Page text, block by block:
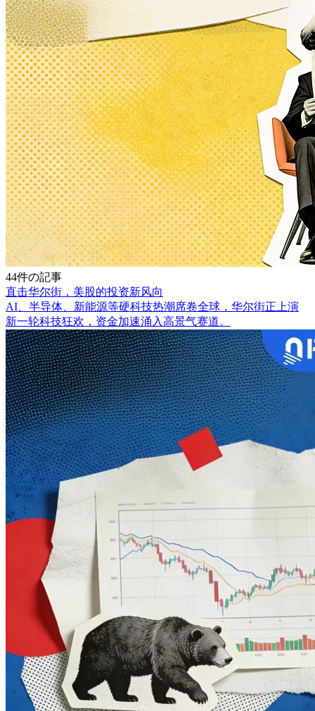
44件の記事
直击华尔街，美股的投资新风向
AI、半导体、新能源等硬科技热潮席卷全球，华尔街正上演
新一轮科技狂欢，资金加速涌入高景气赛道。